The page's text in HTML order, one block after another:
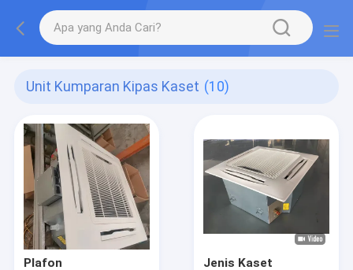
Unit Kumparan Kipas Kaset (10)
Plafon
Jenis Kaset